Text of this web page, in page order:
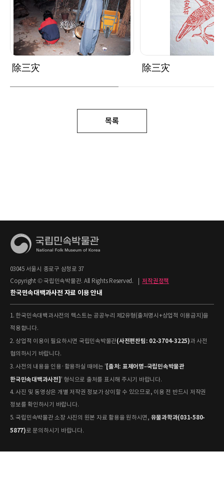
除三灾 除三灾
목록
03045 서울시 종로구 삼청로 37
Copyright © 국립민속박물관. All Rights Reserved.
저작권정책
한국민속대백과사전 자료 이용 안내
1. 한국민속대백과사전의 텍스트는 공공누리 제2유형(출처명시+상업적 이용금지)을
적용합니다.
2. 상업적 이용이 필요하시면 국립민속박물관(사전편찬팀: 02-3704-3225)과 사전
협의하시기 바랍니다.
3. 사전의 내용을 인용·활용하실 때에는 ' [출처: 표제어명–국립민속박물관
한국민속대백과사전] ' 형식으로 출처를 표시해 주시기 바랍니다.
4. 사진 및 동영상은 개별 저작권 정보가 상이할 수 있으므로, 이용 전 반드시 저작권
정보를 확인하시기 바랍니다.
5. 국립민속박물관 소장 사진의 원본 자료 활용을 원하시면, 유물과학과(031-580-
5877)로 문의하시기 바랍니다.